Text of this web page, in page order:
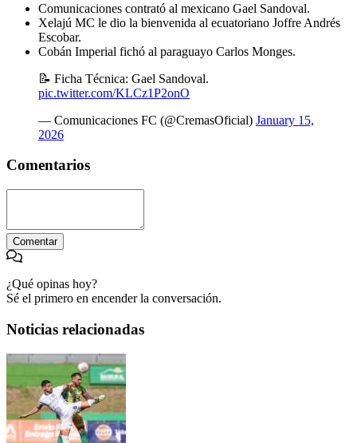
Comunicaciones contrató al mexicano Gael Sandoval.
Xelajú MC le dio la bienvenida al ecuatoriano Joffre Andrés
Escobar.
Cobán Imperial fichó al paraguayo Carlos Monges.
📝 Ficha Técnica: Gael Sandoval.
pic.twitter.com/KLCz1P2onO
— Comunicaciones FC (@CremasOficial) January 15,
2026
Comentarios
Comentar
¿Qué opinas hoy?
Sé el primero en encender la conversación.
Noticias relacionadas